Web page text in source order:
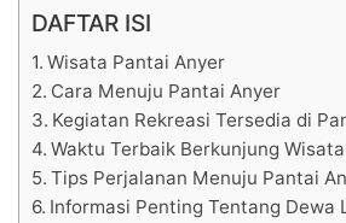
DAFTAR ISI
Wisata Pantai Anyer
Cara Menuju Pantai Anyer
Kegiatan Rekreasi Tersedia di
Waktu Terbaik Berkunjung
Tips Perjalanan Menuju Pantai
Informasi Penting Tentang Dewa